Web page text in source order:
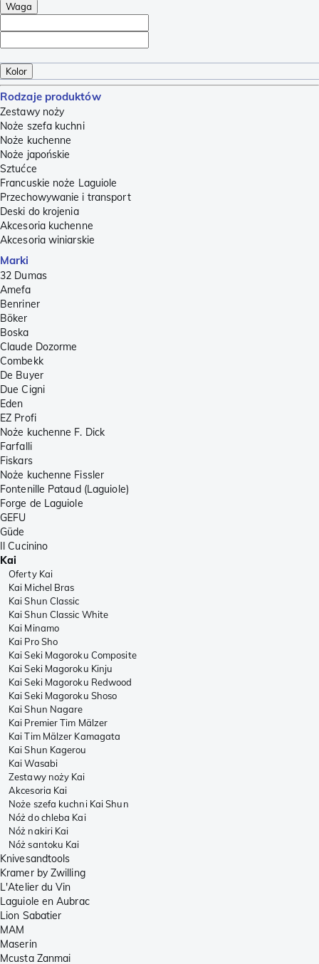
Waga
Kolor
Rodzaje produktów
Zestawy noży
Noże szefa kuchni
Noże kuchenne
Noże japońskie
Sztućce
Francuskie noże Laguiole
Przechowywanie i transport
Deski do krojenia
Akcesoria kuchenne
Akcesoria winiarskie
Marki
32 Dumas
Amefa
Benriner
Böker
Boska
Claude Dozorme
Combekk
De Buyer
Due Cigni
Eden
EZ Profi
Noże kuchenne F. Dick
Farfalli
Fiskars
Noże kuchenne Fissler
Fontenille Pataud (Laguiole)
Forge de Laguiole
GEFU
Güde
Il Cucinino
Kai
Oferty Kai
Kai Michel Bras
Kai Shun Classic
Kai Shun Classic White
Kai Minamo
Kai Pro Sho
Kai Seki Magoroku Composite
Kai Seki Magoroku Kinju
Kai Seki Magoroku Redwood
Kai Seki Magoroku Shoso
Kai Shun Nagare
Kai Premier Tim Mälzer
Kai Tim Mälzer Kamagata
Kai Shun Kagerou
Kai Wasabi
Zestawy noży Kai
Akcesoria Kai
Noże szefa kuchni Kai Shun
Nóż do chleba Kai
Nóż nakiri Kai
Nóż santoku Kai
Knivesandtools
Kramer by Zwilling
L'Atelier du Vin
Laguiole en Aubrac
Lion Sabatier
MAM
Maserin
Mcusta Zanmai